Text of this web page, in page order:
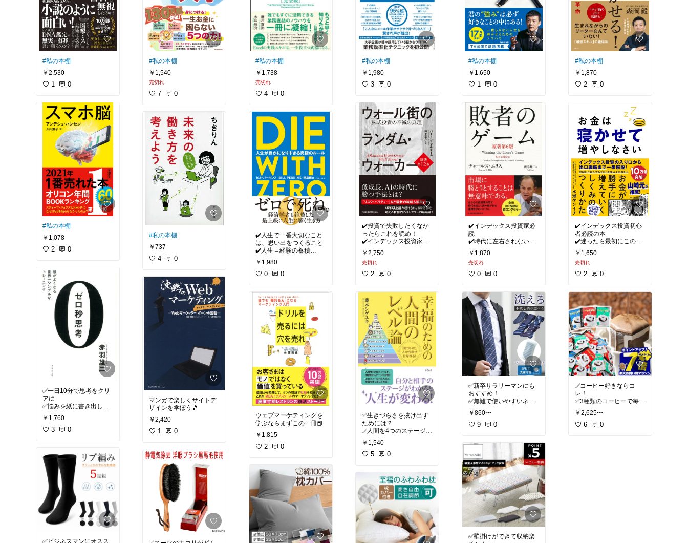
#私の本棚
￥2,530
1 0
#私の本棚
￥1,078
2 0
✅一日10分で思考をクリ
アに
✅悩みを紙に書き出して
#私の本棚
￥1,760
3 0
✅ビジネスマンにオスス
#私の本棚
￥1,540
売切れ
7 0
#私の本棚
￥737
4 0
マンガで楽しくサイトデ
ザインを学ぼう🎵
￥2,420
1 0
#私の本棚
￥1,738
売切れ
4 0
✔️人生で一番大切なこと
は、思い出をつくること
#私の本棚
￥1,980
0 0
ウェブマーケティングを
学ぶならまずこの一冊📕
￥1,815
2 0
#私の本棚
￥1,980
3 0
✔️投資で失敗したくなか
ったらこれを読め！
✔️インデックス投資家の
#私の本棚
￥2,750
売切れ
2 0
✅生きづらさを抜け出す
ためには？
✅人間を4つのステージ、
9つのフィールドに分け
て分析
￥1,540
5 0
#私の本棚
￥1,650
1 0
✔️インデックス投資家必
読
✔️時代に左右されない投
#私の本棚
￥1,870
売切れ
0 0
✅新卒サラリーマンにも
おすすめ！
✅無難で使いやすいネク
タイ5本詰め合わせ👔
￥860〜
9 0
✅壁掛けができて収納楽
#私の本棚
￥1,870
2 0
✔️インデックス投資初心
者必読の本
✔️迷ったら最初にこの一
#私の本棚
￥1,650
売切れ
2 0
✅コーヒー好きならコ
レ！
✅3種類のコーヒーで毎日
の朝に香りを😊
￥2,625〜
6 0